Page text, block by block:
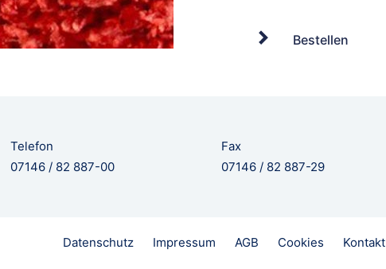
Bestellen
Telefon
07146 / 82 887-00
Fax
07146 / 82 887-29
Datenschutz Impressum AGB Cookies Kontakt